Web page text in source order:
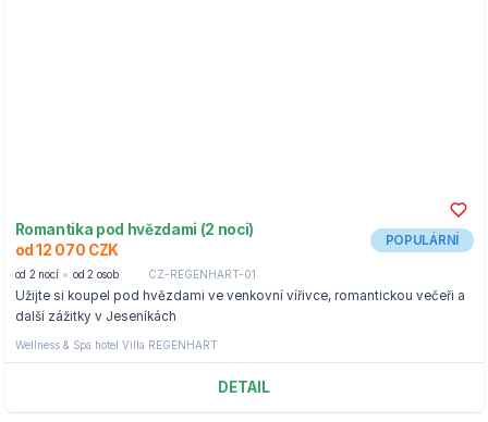
Romantika pod hvězdami (2 noci)
od 12 070 CZK
POPULÁRNÍ
od 2 nocí od 2 osob CZ-REGENHART-01
Užijte si koupel pod hvězdami ve venkovní vířivce, romantickou večeři a
další zážitky v Jeseníkách
Wellness & Spa hotel Villa REGENHART
DETAIL